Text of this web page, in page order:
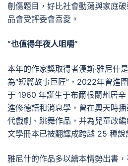
創傷題目，好比社會動蕩與家庭
品會受評委會喜愛。
“也值得年夜人咀嚼”
本年的作家獎取得者漢斯·雅尼什
為“短篇故事巨匠”，2022年曾進
于 1960 年誕生于布爾根蘭州居
進修德語和消息學，曾在奧天時
代戲劇、跳舞作品，并為兒童改
文學冊本已被翻譯成跨越 25 種說
雅尼什的作品多以繪本情勢出書